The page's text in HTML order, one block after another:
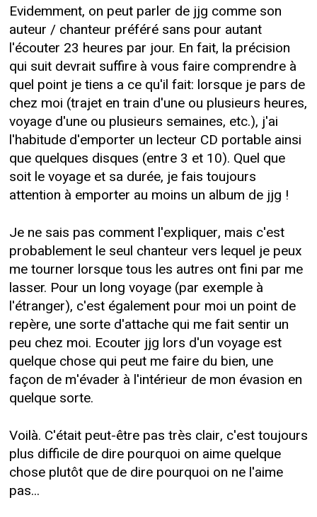
Evidemment, on peut parler de jjg comme son
auteur / chanteur préféré sans pour autant
l'écouter 23 heures par jour. En fait, la précision
qui suit devrait suffire à vous faire comprendre à
quel point je tiens a ce qu'il fait: lorsque je pars de
chez moi (trajet en train d'une ou plusieurs heures,
voyage d'une ou plusieurs semaines, etc.), j'ai
l'habitude d'emporter un lecteur CD portable ainsi
que quelques disques (entre 3 et 10). Quel que
soit le voyage et sa durée, je fais toujours
attention à emporter au moins un album de jjg !
Je ne sais pas comment l'expliquer, mais c'est
probablement le seul chanteur vers lequel je peux
me tourner lorsque tous les autres ont fini par me
lasser. Pour un long voyage (par exemple à
l'étranger), c'est également pour moi un point de
repère, une sorte d'attache qui me fait sentir un
peu chez moi. Ecouter jjg lors d'un voyage est
quelque chose qui peut me faire du bien, une
façon de m'évader à l'intérieur de mon évasion en
quelque sorte.
Voilà. C'était peut-être pas très clair, c'est toujours
plus difficile de dire pourquoi on aime quelque
chose plutôt que de dire pourquoi on ne l'aime
pas...